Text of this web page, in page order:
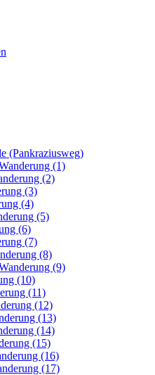
(Pankraziusweg)
(1)
(2)
(3)
(4)
(5)
(6)
(7)
(8)
(9)
(10)
(11)
(12)
(13)
(14)
(15)
(16)
(17)